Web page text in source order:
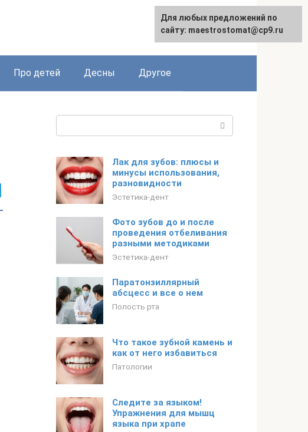
Про детей Десны Другое
Лак для зубов: плюсы и
минусы использования,
разновидности
Эстетика-дент
Фото зубов до и после
проведения отбеливания
разными методиками
Эстетика-дент
Паратонзиллярный
абсцесс и все о нем
Полость рта
Что такое зубной камень и
как от него избавиться
Патологии
Следите за языком!
Упражнения для мышц
языка при храпе
Для любых предложений по
сайту: maestrostomat@cp9.ru